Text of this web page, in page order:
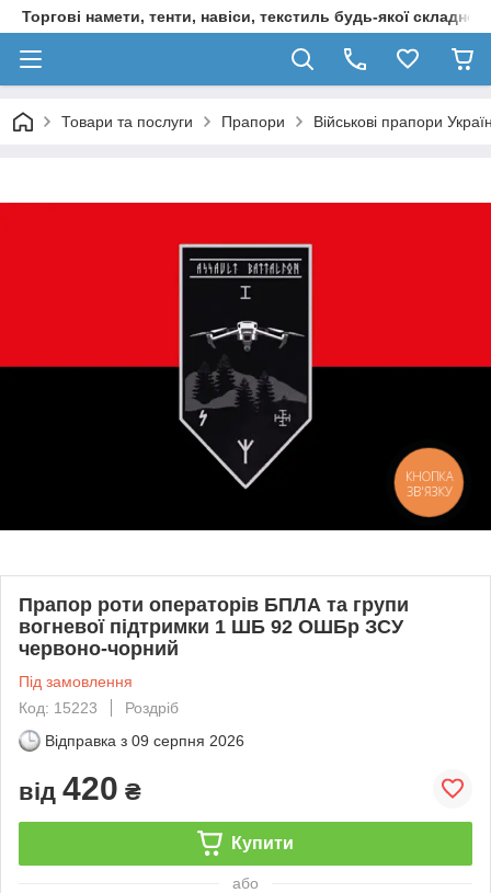
Торгові намети, тенти, навіси, текстиль будь-якої
Товари та послуги Прапори Військові прапори
Прапор роти операторів БПЛА та групи
вогневої підтримки 1 ШБ 92 ОШБр ЗСУ
червоно-чорний
Під замовлення
Код: 15223
Роздріб
Відправка з 09 серпня 2026
від 420 ₴
Купити
або
КНОПКА
ЗВ'ЯЗКУ